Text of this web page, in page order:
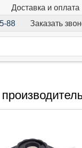
Доставка и оплата
88 Заказать